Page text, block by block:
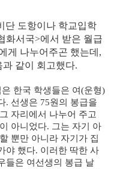
단 도항이나 학교입학
화서국>에서 받은 월급
게 나누어주곤 했는데,
같이 회고했다.
한국 학생들은 여(운형)
. 선생은 75원의 봉급을
자리에서 나누어 주고
아니었다. 그는 자기 아
뿐만 아니라 자기가 집
야 했다. 이러한 딱한 사
들은 여선생의 봉급 날